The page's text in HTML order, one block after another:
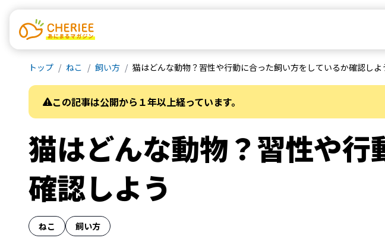
トップ ねこ 飼い方 猫はどんな動物？習性や行動に合った飼い方をしているか確認しよ
この記事は公開から１年以上経っています。
猫はどんな動物？習性や
確認しよう
ねこ 飼い方